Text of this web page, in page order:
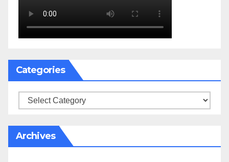
Categories
Categories
Archives